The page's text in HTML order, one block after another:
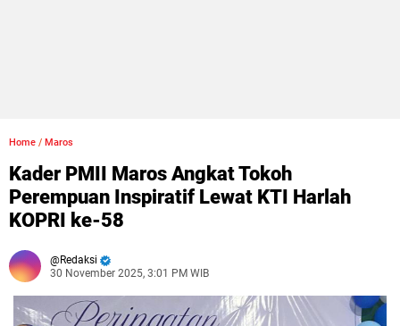
Home / Maros
Kader PMII Maros Angkat Tokoh
Perempuan Inspiratif Lewat KTI Harlah
KOPRI ke-58
Redaksi
30 November 2025, 3:01 PM WIB